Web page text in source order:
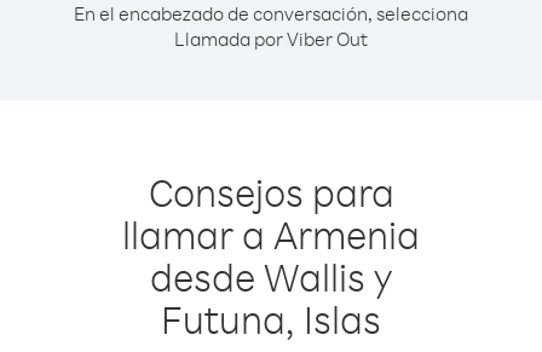
En el encabezado de conversación, selecciona
Llamada por Viber Out
Consejos para
llamar a Armenia
desde Wallis y
Futuna, Islas